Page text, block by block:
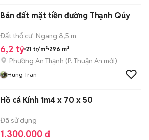
Bán đất mặt tiền đường Thạnh Qúy
Đất thổ cư Ngang 8,5 m
6,2 tỷ 21 tr/m² 296 m²
Phường An Thạnh (P. Thuận An mới)
Hung Tran
Hồ cá Kính 1m4 x 70 x 50
Đã sử dụng
1.300.000 đ